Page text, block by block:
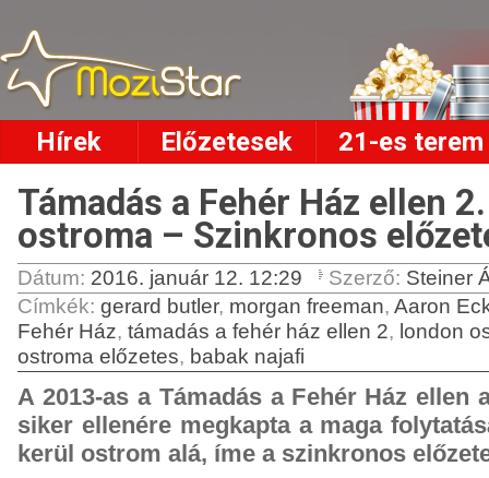
Hírek Előzetesek 21-es terem
Támadás a Fehér Ház ellen
ostroma – Szinkronos
Dátum: 2016. január 12. 12:29 Szerző: Steiner
Címkék: gerard butler, morgan freeman, Aaron
Fehér Ház, támadás a fehér ház ellen 2, london
ostroma előzetes, babak najafi
A 2013-as a Támadás a Fehér Ház ellen
siker ellenére megkapta a maga
kerül ostrom alá, íme a szinkronos